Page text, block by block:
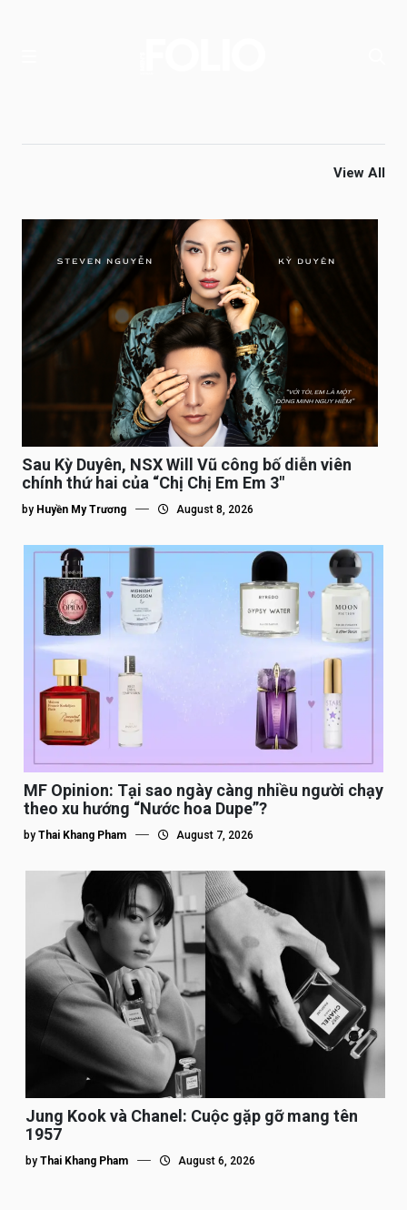
View All
Sau Kỳ Duyên, NSX Will Vũ công bố diễn viên
chính thứ hai của “Chị Chị Em Em 3″
by Huyền My Trương August 8, 2026
MF Opinion: Tại sao ngày càng nhiều người chạy
theo xu hướng “Nước hoa Dupe”?
by Thai Khang Pham August 7, 2026
Jung Kook và Chanel: Cuộc gặp gỡ mang tên
1957
by Thai Khang Pham August 6, 2026